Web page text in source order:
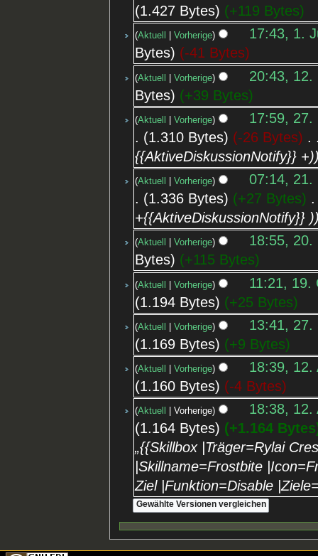
1.427 Bytes
+119 Bytes
Aktuell Vorherige
17:43, 1.
Bytes
-41 Bytes
Aktuell Vorherige
20:43, 12.
Bytes
+39 Bytes
Aktuell Vorherige
17:59, 27.
1.310 Bytes
-26 Bytes
{{AktiveDiskussionNotify}} +)
Aktuell Vorherige
07:14, 21.
1.336 Bytes
+27 Bytes
+{{AktiveDiskussionNotify}} )
Aktuell Vorherige
18:55, 20.
Bytes
+115 Bytes
Aktuell Vorherige
11:21, 19.
1.194 Bytes
+25 Bytes
Aktuell Vorherige
13:41, 27.
1.169 Bytes
+9 Bytes
Aktuell Vorherige
18:39, 12.
1.160 Bytes
-4 Bytes
Aktuell Vorherige
18:38, 12.
1.164 Bytes
+1.164 Bytes
„{{Skillbox |Träger=Rylai
|Skillname=Frostbite
Ziel |Funktion=Disable